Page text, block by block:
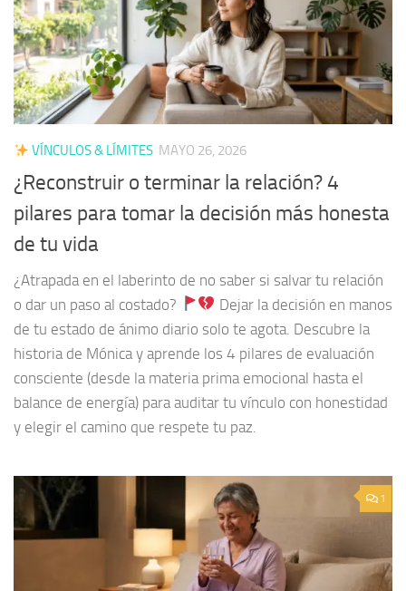
VÍNCULOS & LÍMITES MAYO 26, 2026
¿Reconstruir o terminar la relación? 4
pilares para tomar la decisión más honesta
de tu vida
¿Atrapada en el laberinto de no saber si salvar tu relación
o dar un paso al costado?
Dejar la decisión en manos
de tu estado de ánimo diario solo te agota. Descubre la
historia de Mónica y aprende los 4 pilares de evaluación
consciente (desde la materia prima emocional hasta el
balance de energía) para auditar tu vínculo con honestidad
y elegir el camino que respete tu paz.
1